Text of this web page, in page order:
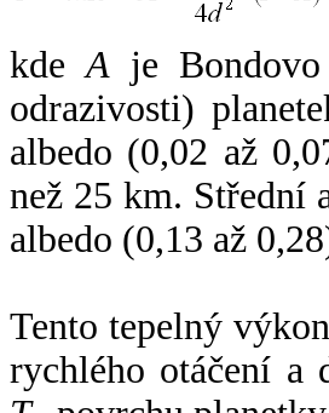
kdeA je
odrazivosti)
albedo (0,02 až
než 25 km. Střední
albedo (0,13 až
Tento tepelný
rychlého otáčení a